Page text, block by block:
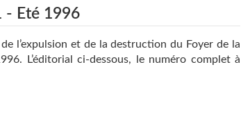
- Eté 1996
l’expulsion et de la destruction du Foyer de la
L’éditorial ci-dessous, le numéro complet à